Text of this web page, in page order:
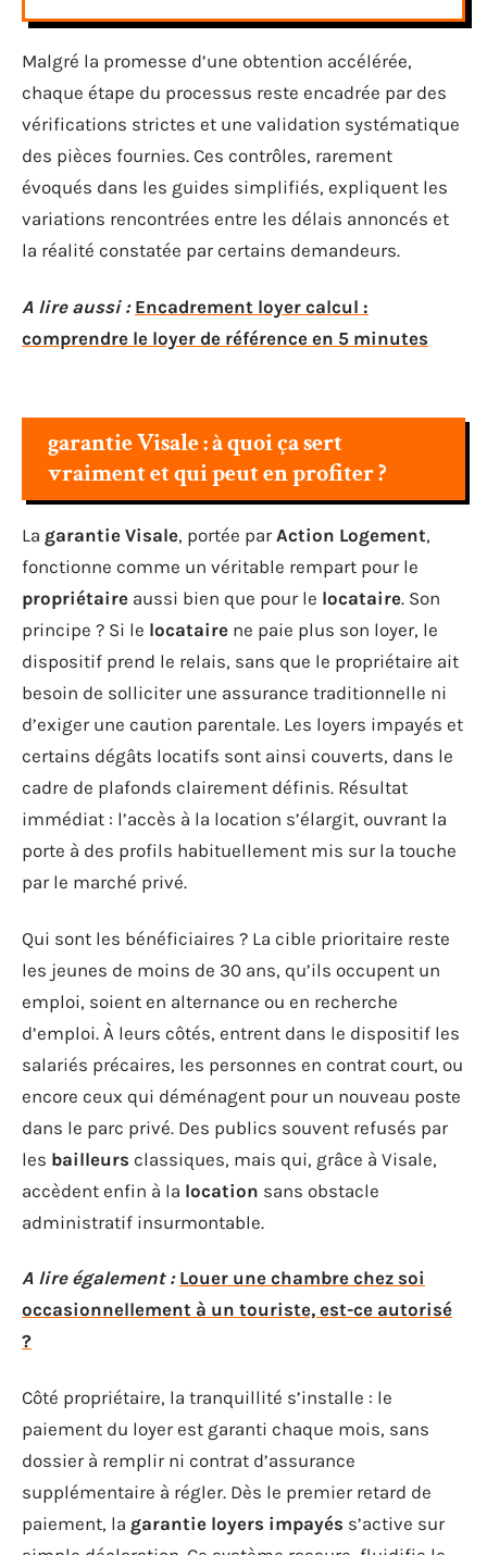
Malgré la promesse d’une obtention accélérée,
chaque étape du processus reste encadrée par des
vérifications strictes et une validation systématique
des pièces fournies. Ces contrôles, rarement
évoqués dans les guides simplifiés, expliquent les
variations rencontrées entre les délais annoncés et
la réalité constatée par certains demandeurs.
A lire aussi : Encadrement loyer calcul :
comprendre le loyer de référence en 5 minutes
garantie Visale : à quoi ça sert
vraiment et qui peut en profiter ?
La garantie Visale, portée parAction Logement,
fonctionne comme un véritable rempart pour le
propriétaire aussi bien que pour le locataire. Son
principe ? Si le locataire ne paie plus son loyer, le
dispositif prend le relais, sans que le propriétaire ait
besoin de solliciter une assurance traditionnelle ni
d’exiger une caution parentale. Les loyers impayés et
certains dégâts locatifs sont ainsi couverts, dans le
cadre de plafonds clairement définis. Résultat
immédiat : l’accès à la location s’élargit, ouvrant la
porte à des profils habituellement mis sur la touche
par le marché privé.
Qui sont les bénéficiaires ? La cible prioritaire reste
les jeunes de moins de 30 ans, qu’ils occupent un
emploi, soient en alternance ou en recherche
d’emploi. À leurs côtés, entrent dans le dispositif les
salariés précaires, les personnes en contrat court, ou
encore ceux qui déménagent pour un nouveau poste
dans le parc privé. Des publics souvent refusés par
les bailleurs classiques, mais qui, grâce à Visale,
accèdent enfin à la location sans obstacle
administratif insurmontable.
A lire également : Louer une chambre chez soi
occasionnellement à un touriste, est-ce autorisé
?
Côté propriétaire, la tranquillité s’installe : le
paiement du loyer est garanti chaque mois, sans
dossier à remplir ni contrat d’assurance
supplémentaire à régler. Dès le premier retard de
paiement, la garantie loyers impayés s’active sur